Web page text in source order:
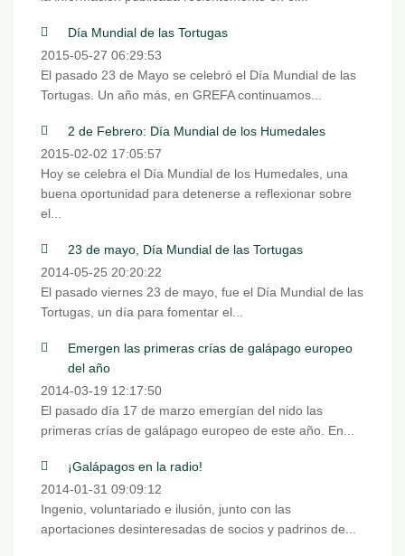
Día Mundial de las Tortugas
2015-05-27 06:29:53
El pasado 23 de Mayo se celebró el Día Mundial de las
Tortugas. Un año más, en GREFA continuamos...
2 de Febrero: Día Mundial de los Humedales
2015-02-02 17:05:57
Hoy se celebra el Día Mundial de los Humedales, una
buena oportunidad para detenerse a reflexionar sobre
el...
23 de mayo, Día Mundial de las Tortugas
2014-05-25 20:20:22
El pasado viernes 23 de mayo, fue el Día Mundial de las
Tortugas, un día para fomentar el...
Emergen las primeras crías de galápago europeo
del año
2014-03-19 12:17:50
El pasado día 17 de marzo emergían del nido las
primeras crías de galápago europeo de este año. En...
¡Galápagos en la radio!
2014-01-31 09:09:12
Ingenio, voluntariado e ilusión, junto con las
aportaciones desinteresadas de socios y padrinos de...